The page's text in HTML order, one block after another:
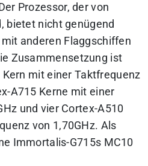
Prozessor, der von
bietet nicht genügend
anderen Flaggschiffen
Zusammensetzung ist
mit einer Taktfrequenz
A715 Kerne mit einer
und vier Cortex-A510
von 1,70GHz. Als
Immortalis-G715s MC10